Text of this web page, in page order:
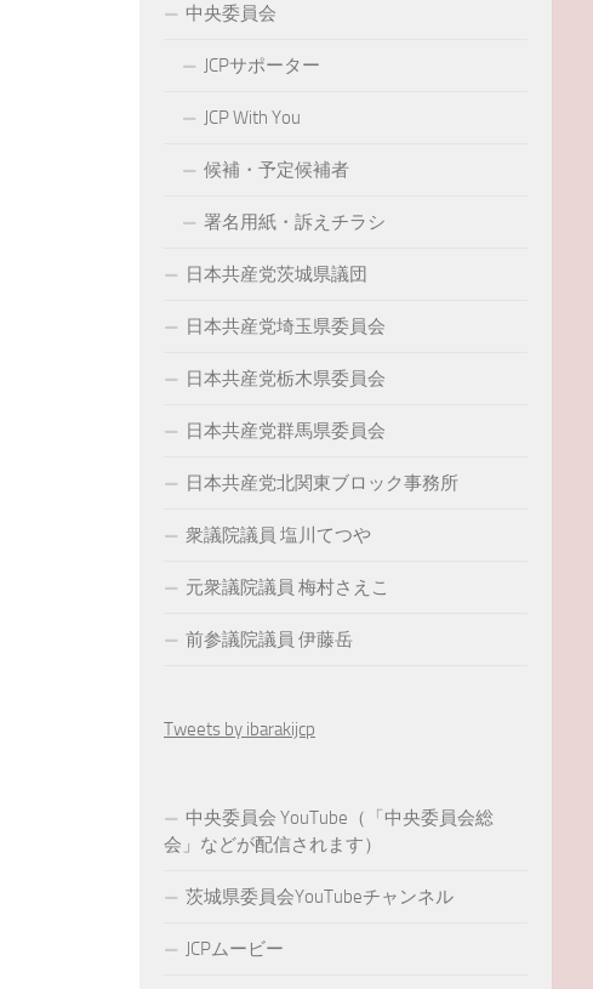
中央委員会
JCPサポーター
JCP With You
候補・予定候補者
署名用紙・訴えチラシ
日本共産党茨城県議団
日本共産党埼玉県委員会
日本共産党栃木県委員会
日本共産党群馬県委員会
日本共産党北関東ブロック事務所
衆議院議員 塩川てつや
元衆議院議員 梅村さえこ
前参議院議員 伊藤岳
Tweets by ibarakijcp
中央委員会 YouTube（「中央委員会総
会」などが配信されます）
茨城県委員会YouTubeチャンネル
JCPムービー